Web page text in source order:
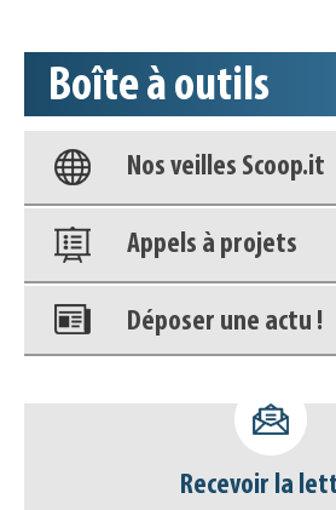
Boîte à outils
Base documentaire
Nos veilles Scoop.it
Appels à projets
Déposer une actu !
déconnecter)
Base documentaire
Recevoir la